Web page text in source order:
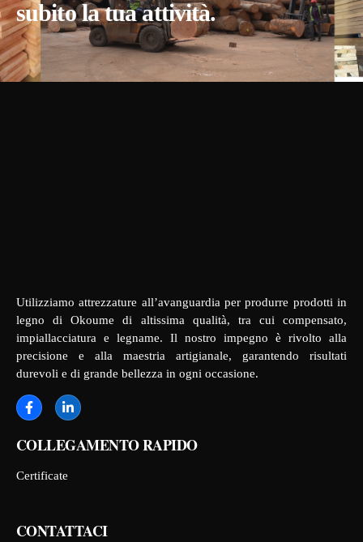
subito la tua attività.
Utilizziamo attrezzature all’avanguardia per produrre prodotti in
legno di Okoume di altissima qualità, tra cui compensato,
impiallacciatura e legname. Il nostro impegno è rivolto alla
precisione e alla maestria artigianale, garantendo risultati
durevoli e di grande bellezza in ogni occasione.
COLLEGAMENTO RAPIDO
Certificate
CONTATTACI